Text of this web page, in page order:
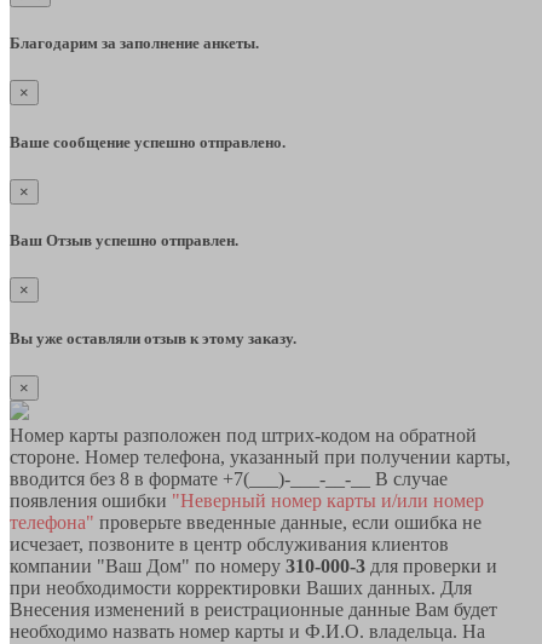
Благодарим за заполнение анкеты.
×
Ваше сообщение успешно отправлено.
×
Ваш Отзыв успешно отправлен.
×
Вы уже оставляли отзыв к этому заказу.
×
Номер карты разположен под штрих-кодом на обратной
стороне. Номер телефона, указанный при получении карты,
вводится без 8 в формате +7(___)-___-__-__ В случае
появления ошибки "Неверный номер карты и/или номер
телефона" проверьте введенные данные, если ошибка не
исчезает, позвоните в центр обслуживания клиентов
компании "Ваш Дом" по номеру 310-000-3 для проверки и
при необходимости корректировки Ваших данных. Для
Внесения изменений в реистрационные данные Вам будет
необходимо назвать номер карты и Ф.И.О. владельца. На